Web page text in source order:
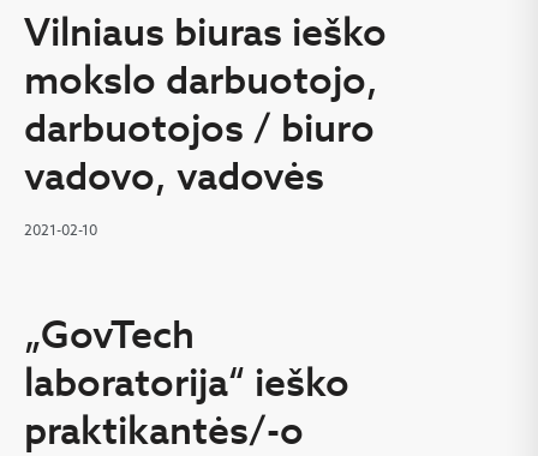
Vilniaus biuras ieško
mokslo darbuotojo,
darbuotojos / biuro
vadovo, vadovės
2021-02-10
„GovTech
laboratorija“ ieško
praktikantės/-o